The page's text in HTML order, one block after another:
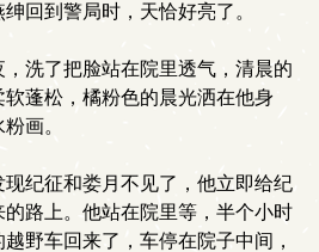
回到警局时，天恰好亮了。
洗了把脸站在院里透气，清晨的
蓬松，橘粉色的晨光洒在他身
画。
纪征和娄月不见了，他立即给纪
路上。他站在院里等，半个小时
野车回来了，车停在院子中间，